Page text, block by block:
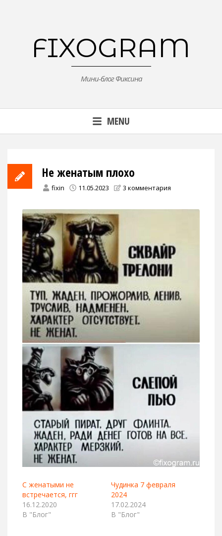
FIXOGRAM
Мини-блог Фиксина
MENU
Не женатым плохо
fixin 11.05.2023 3 комментария
С женатыми не
встречается, ггг
16.12.2020
В "Блог"
Чудинка 7 февраля
2024
17.02.2024
В "Блог"